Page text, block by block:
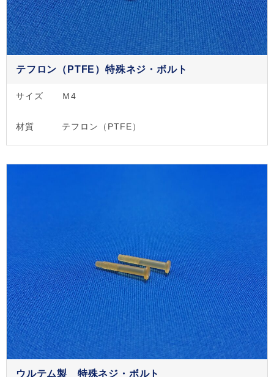
テフロン（PTFE）特殊ネジ・ボルト
サイズ Ｍ4
材質 テフロン（PTFE）
ウルテム製 特殊ネジ・ボルト